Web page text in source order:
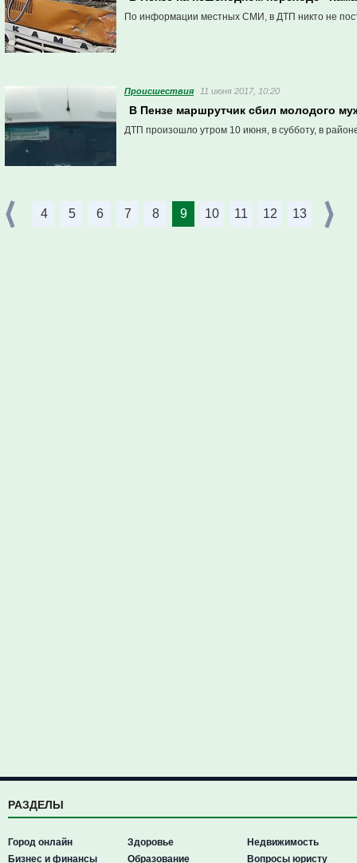
По информации местных СМИ, в ДТП никто не
Проиcшествия 11 июня 2017, 10:20
В Пензе маршрутчик сбил молодого
ДТП произошло утром 10 июня, в субботу, в
4 5 6 7 8 9 10 11 12 13
РАЗДЕЛЫ
Город онлайн
Бизнес и финансы
Здоровье
Образование
Недвижимость
Вопросы юристу